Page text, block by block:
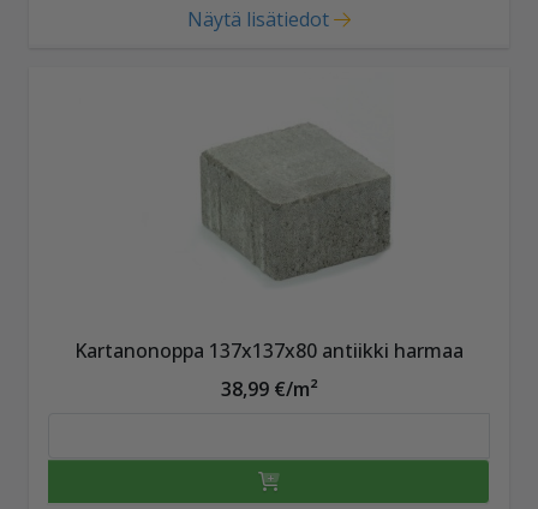
Näytä lisätiedot
Kartanonoppa 137x137x80 antiikki harmaa
38,99 €/m²